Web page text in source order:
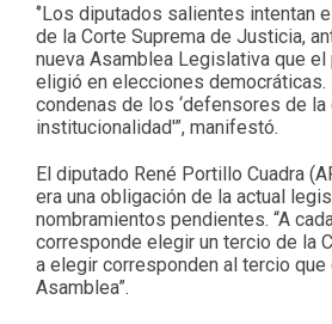
‘’Los diputados salientes intentan
de la Corte Suprema de Justicia,
nueva Asamblea Legislativa que
eligió en elecciones democráticas.
condenas de los ‘defensores de la
institucionalidad'”, manifestó.
El diputado René Portillo Cuadra
era una obligación de la actual
nombramientos pendientes. “A
corresponde elegir un tercio de la
a elegir corresponden al tercio
Asamblea”.